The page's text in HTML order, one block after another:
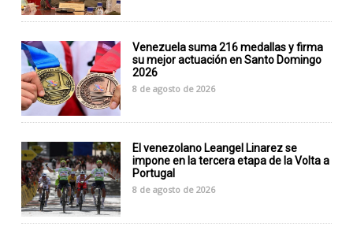
Venezuela suma 216 medallas y firma
su mejor actuación en Santo Domingo
2026
8 de agosto de 2026
El venezolano Leangel Linarez se
impone en la tercera etapa de la Volta a
Portugal
8 de agosto de 2026